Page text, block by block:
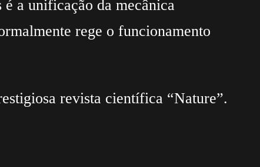
a unificação da mecânica
rege o funcionamento
revista científica “Nature”.